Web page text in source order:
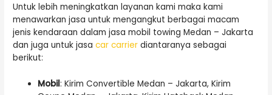
Untuk lebih meningkatkan layanan kami maka kami
menawarkan jasa untuk mengangkut berbagai macam
jenis kendaraan dalam jasa mobil towing Medan – Jakarta
dan juga untuk jasacar carrier diantaranya sebagai
berikut:
Mobil: Kirim Convertible Medan – Jakarta, Kirim